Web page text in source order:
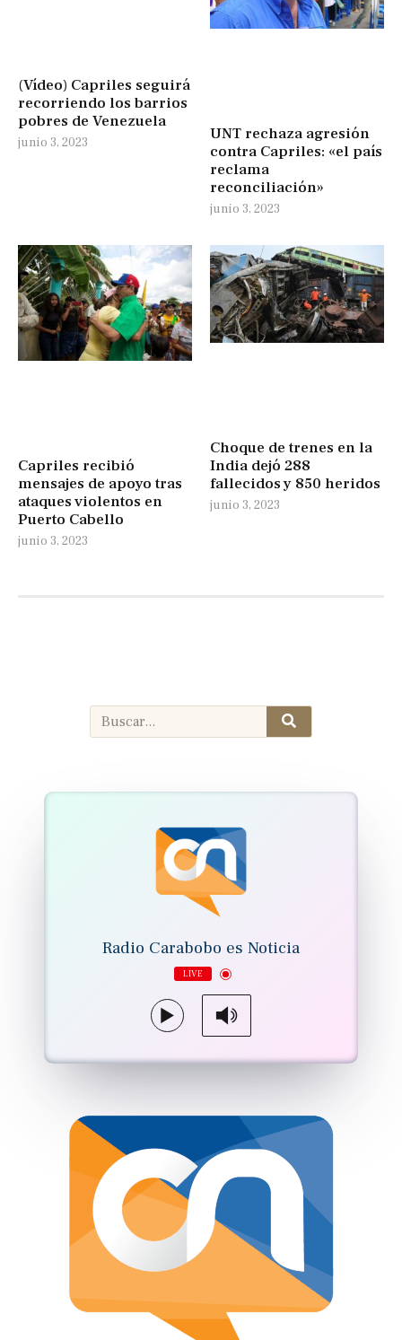
(Vídeo) Capriles seguirá
recorriendo los barrios
pobres de Venezuela
junio 3, 2023
UNT rechaza agresión
contra Capriles: «el país
reclama
reconciliación»
junio 3, 2023
Capriles recibió
mensajes de apoyo tras
ataques violentos en
Puerto Cabello
junio 3, 2023
Choque de trenes en la
India dejó 288
fallecidos y 850 heridos
junio 3, 2023
Radio Carabobo es Noticia
LIVE